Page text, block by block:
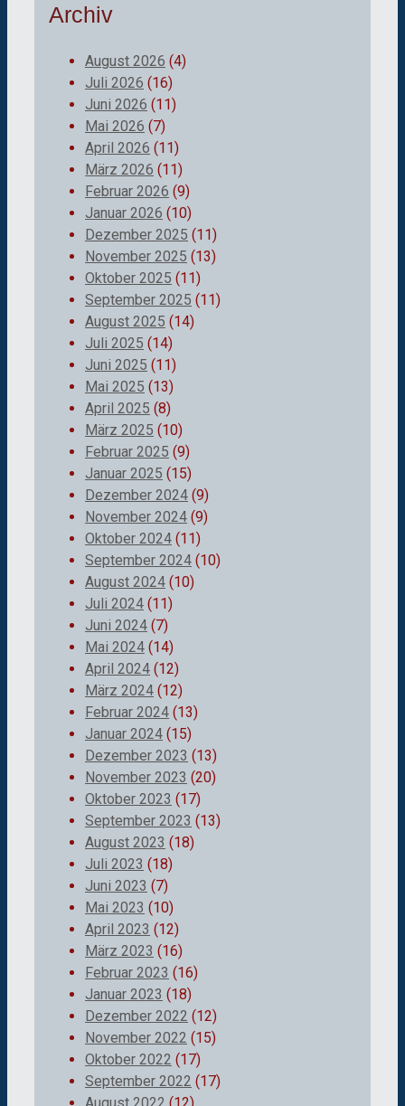
Archiv
August 2026 (4)
Juli 2026 (16)
Juni 2026 (11)
Mai 2026 (7)
April 2026 (11)
März 2026 (11)
Februar 2026 (9)
Januar 2026 (10)
Dezember 2025 (11)
November 2025 (13)
Oktober 2025 (11)
September 2025 (11)
August 2025 (14)
Juli 2025 (14)
Juni 2025 (11)
Mai 2025 (13)
April 2025 (8)
März 2025 (10)
Februar 2025 (9)
Januar 2025 (15)
Dezember 2024 (9)
November 2024 (9)
Oktober 2024 (11)
September 2024 (10)
August 2024 (10)
Juli 2024 (11)
Juni 2024 (7)
Mai 2024 (14)
April 2024 (12)
März 2024 (12)
Februar 2024 (13)
Januar 2024 (15)
Dezember 2023 (13)
November 2023 (20)
Oktober 2023 (17)
September 2023 (13)
August 2023 (18)
Juli 2023 (18)
Juni 2023 (7)
Mai 2023 (10)
April 2023 (12)
März 2023 (16)
Februar 2023 (16)
Januar 2023 (18)
Dezember 2022 (12)
November 2022 (15)
Oktober 2022 (17)
September 2022 (17)
August 2022 (12)